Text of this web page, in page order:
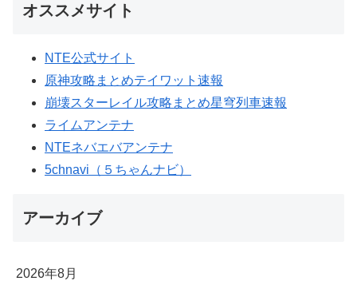
オススメサイト
NTE公式サイト
原神攻略まとめテイワット速報
崩壊スターレイル攻略まとめ星穹列車速報
ライムアンテナ
NTEネバエバアンテナ
5chnavi（５ちゃんナビ）
アーカイブ
2026年8月